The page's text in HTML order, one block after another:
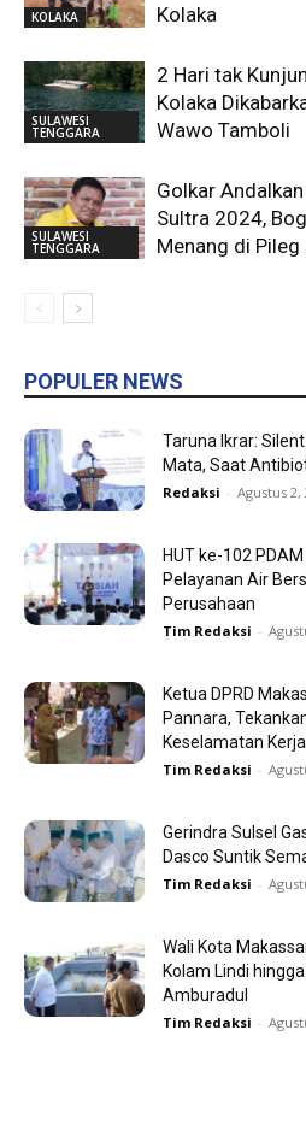
KOLAKA
Kolaka
SULAWESI
TENGGARA
2 Hari tak
Kolaka
Wawo Tamboli
SULAWESI
TENGGARA
Golkar
Sultra 2024,
Menang di Pileg
POPULER NEWS
Taruna Ikrar:
Mata, Saat
Redaksi - Agustus 2,
HUT ke-102
Pelayanan Air
Perusahaan
Tim Redaksi -
Ketua DPRD
Pannara,
Keselamatan Kerja
Tim Redaksi -
Gerindra Sulsel
Dasco Suntik
Tim Redaksi -
Wali Kota
Kolam Lindi
Amburadul
Tim Redaksi -